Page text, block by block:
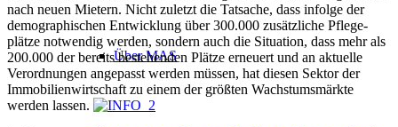
Über MAS
nach neuen Mietern. Nicht zuletzt die Tatsache, dass infolge der
demo­gra­phi­schen Entwicklung über 300.000 zusätzliche Pflege­
plätze notwendig werden, sondern auch die Situation, dass mehr als
200.000 der bereits bestehenden Plätze erneuert und an aktuelle
Verordnungen angepasst werden müssen, hat diesen Sektor der
Immobilien­wirtschaft zu einem der größten Wachstumsmärkte
werden lassen.